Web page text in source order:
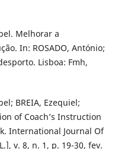
Melhorar a
In: ROSADO, António;
Lisboa: Fmh,
BREIA, Ezequiel;
of Coach’s Instruction
International Journal Of
v. 8, n. 1, p. 19-30, fev.